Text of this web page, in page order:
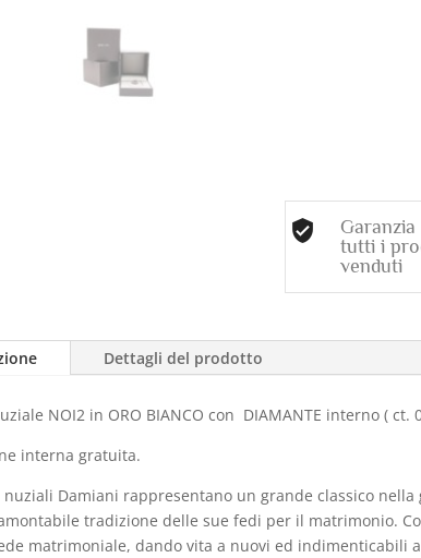
Garanzia
tutti i
venduti
Dettagli del prodotto
NOI2 in ORO BIANCO con DIAMANTE interno ( ct.
interna gratuita.
nuziali Damiani rappresentano un grande classico
tradizione delle sue fedi per il matrimonio.
matrimoniale, dando vita a nuovi ed indimenticabili